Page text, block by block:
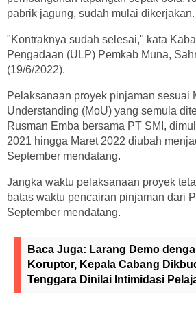
pabrik jagung, sudah mulai dikerjakan.
"Kontraknya sudah selesai," kata
Pengadaan (ULP) Pemkab Muna,
(19/6/2022).
Pelaksanaan proyek pinjaman sesuai
Understanding (MoU) yang semula
Rusman Emba bersama PT SMI,
2021 hingga Maret 2022 diubah
September mendatang.
Jangka waktu pelaksanaan proyek
batas waktu pencairan pinjaman dari
September mendatang.
Baca Juga: Larang Demo
Koruptor, Kepala Cabang
Tenggara Dinilai Intimidasi